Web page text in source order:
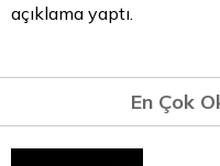
açıklama yaptı.
En Çok